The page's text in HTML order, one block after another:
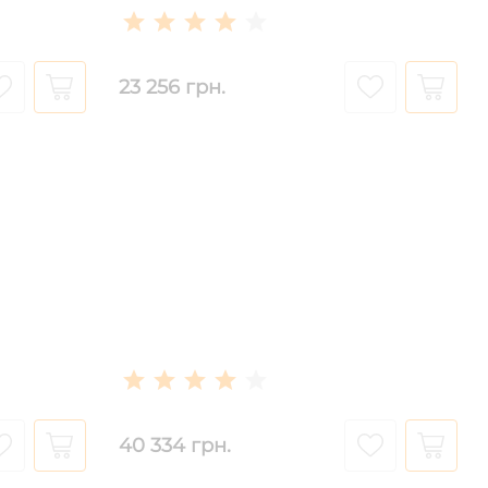
23 256 грн.
40 334 грн.